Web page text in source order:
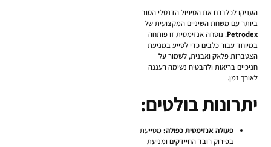
העניקו לכלבכם את הטיפול הדנטלי הטוב
ביותר עם משחת השיניים המקצועית של
Petrodex. נוסחה אנזימטית זו פותחה
במיוחד עבור כלבים כדי לסייע במניעת
הצטברות פלאק ואבנית, לשמור על
חניכיים בריאות ולהבטיח נשימה רעננה
לאורך זמן.
יתרונות בולטים:
פעולה אנזימטית כפולה:מסייעת
בפירוק רובד החיידקים ומניעת